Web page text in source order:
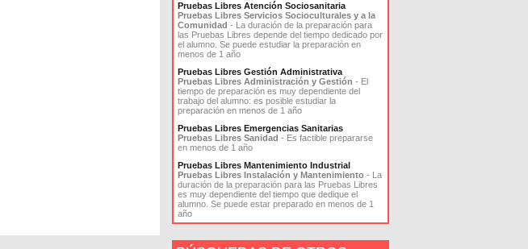
Pruebas Libres Atención Sociosanitaria
Pruebas Libres Servicios Socioculturales y a la
Comunidad - La duración de la preparación para
las Pruebas Libres depende del tiempo dedicado por
el alumno. Se puede estudiar la preparación en
menos de 1 año
Pruebas Libres Gestión Administrativa
Pruebas Libres Administración y Gestión - El
tiempo de preparación es muy dependiente del
trabajo del alumno: es posible estudiar la
preparación en menos de 1 año
Pruebas Libres Emergencias Sanitarias
Pruebas Libres Sanidad - Es factible prepararse
en menos de 1 año
Pruebas Libres Mantenimiento Industrial
Pruebas Libres Instalación y Mantenimiento - La
duración de la preparación para las Pruebas Libres
es muy dependiente del tiempo que dedique el
alumno. Se puede estar preparado en menos de 1
año